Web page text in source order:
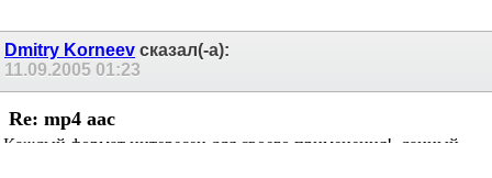
Dmitry Korneev сказал(-а):
11.09.2005 01:23
Re: mp4 aac
Каждый формат интересен для своего применения!. данный